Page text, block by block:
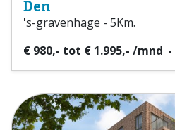
Den
's-gravenhage - 5Km.
€ 980,- tot € 1.995,- /mnd